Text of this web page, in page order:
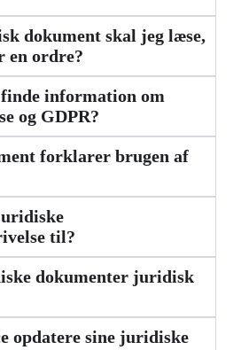
dokument skal jeg læse,
en ordre?
information om
og GDPR?
forklarer brugen af
til?
dokumenter juridisk
opdatere sine juridiske